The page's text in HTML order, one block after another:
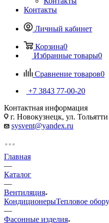
Контакты
Личный кабинет
Корзина0
Избранные товары0
Сравнение товаров0
+7 3843 77-00-20
Контактная информация
г. Новокузнецк, ул.
sysvent@yandex.ru
Главная
—
Каталог
—
Вентиляция
КондиционерыТепловое
—
Фасонные изделия